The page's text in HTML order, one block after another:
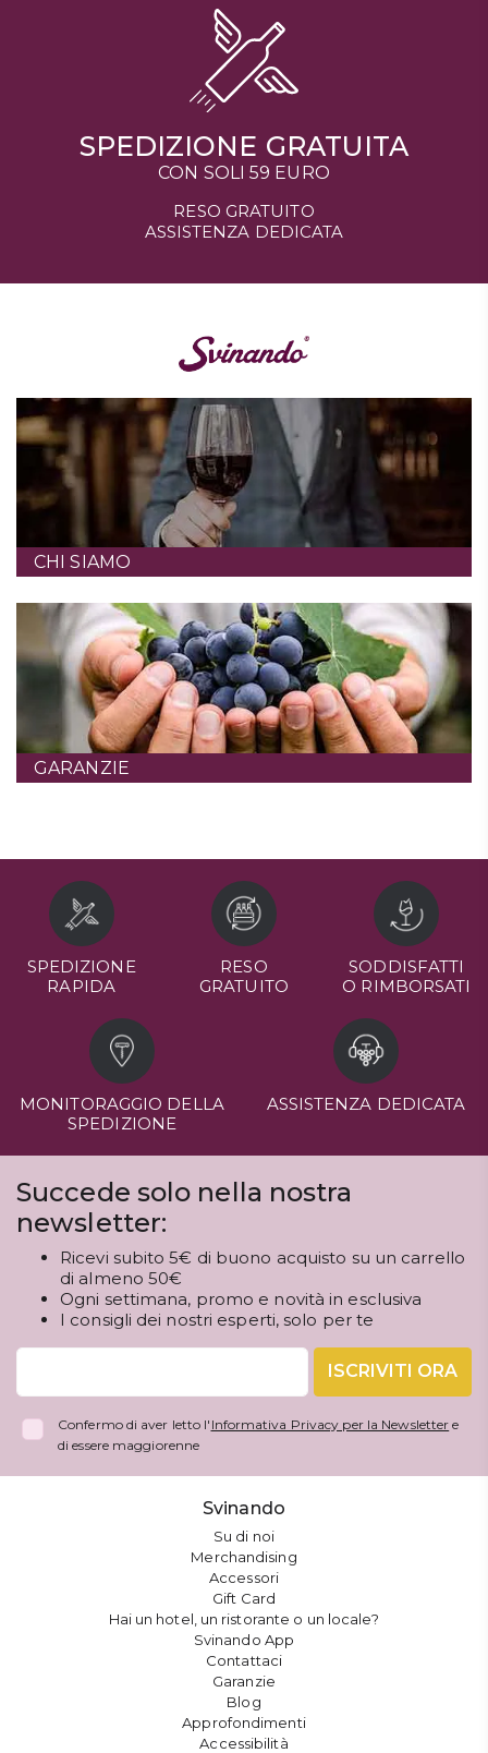
SPEDIZIONE GRATUITA
CON SOLI 59 EURO
RESO GRATUITO
ASSISTENZA DEDICATA
CHI SIAMO
GARANZIE
SPEDIZIONE
RAPIDA
RESO
GRATUITO
SODDISFATTI
O RIMBORSATI
MONITORAGGIO DELLA
SPEDIZIONE
ASSISTENZA DEDICATA
Succede solo nella nostra
newsletter:
Ricevi subito 5€ di buono acquisto su un carrello
di almeno 50€
Ogni settimana, promo e novità in esclusiva
I consigli dei nostri esperti, solo per te
ISCRIVITI ORA
Confermo di aver letto l' Informativa Privacy per la Newsletter e
di essere maggiorenne
Svinando
Su di noi
Merchandising
Accessori
Gift Card
Hai un hotel, un ristorante o un locale?
Svinando App
Contattaci
Garanzie
Blog
Approfondimenti
Accessibilità